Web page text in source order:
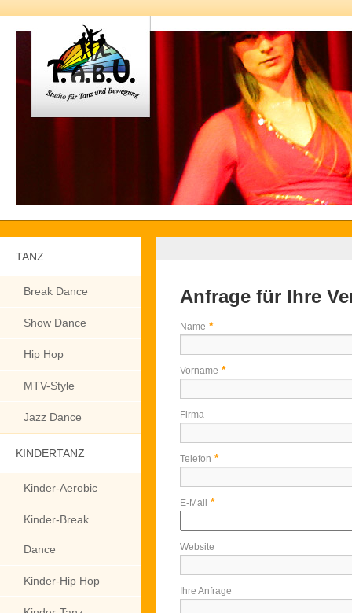
TANZ
Break Dance
Show Dance
Hip Hop
MTV-Style
Jazz Dance
KINDERTANZ
Kinder-Aerobic
Kinder-Break
Dance
Kinder-Hip Hop
Anfrage für Ihre
Name *
Vorname *
Firma
Telefon *
E-Mail *
Website
Ihre Anfrage